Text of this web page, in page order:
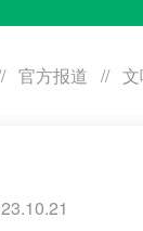
官方报道 //